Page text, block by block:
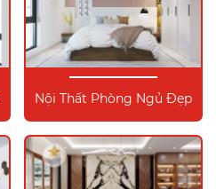
Nội Thất Phòng Ngủ Đẹp